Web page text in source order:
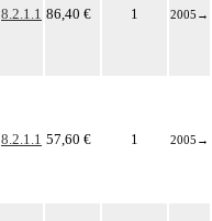
8.2.1.1 86,40 € 1 2005 →
8.2.1.1 57,60 € 1 2005 →